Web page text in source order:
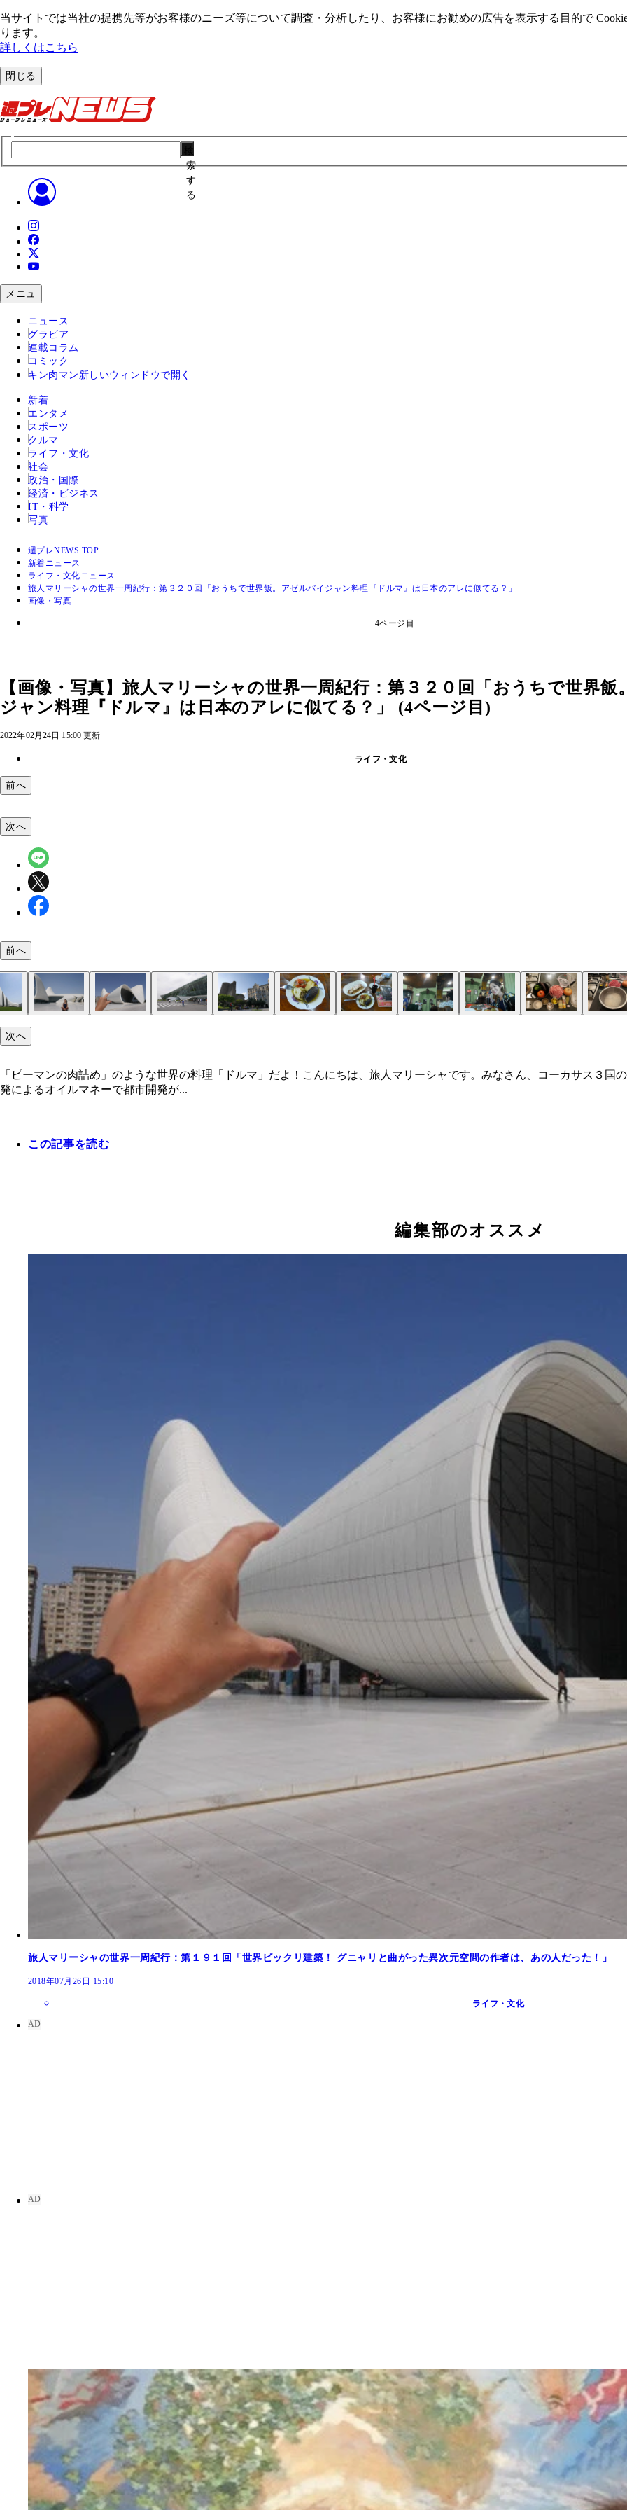
当サイトでは当社の提携先等がお客様のニーズ等について調査・分析したり、お客様にお勧めの広告を表⽰する⽬的で
ります。
詳しくはこちら
閉じる
索
す
る
メニュ
ニュース
グラビア
連載コラム
コミック
キン肉マン 新しいウィンドウで開く
新着
エンタメ
スポーツ
クルマ
ライフ・文化
社会
政治・国際
経済・ビジネス
IT・科学
写真
週プレNEWS TOP
新着ニュース
ライフ・文化ニュース
旅人マリーシャの世界一周紀行：第３２０回「おうちで世界飯。アゼルバイジャン料理『ドルマ』は日本のアレに似てる？」
画像・写真
4ページ目
【画像・写真】旅人マリーシャの世界一周紀行：第３２０回「おうちで世界飯
ジャン料理『ドルマ』は日本のアレに似てる？」 (4ページ目)
2022年02月24日 15:00 更新
ライフ・文化
前へ
「ピーマンの肉詰め」のような世界の料理「ドルマ」だよ！
奥に見えるのは「ヘイダル・アリエフ・センター」
見る角度によって全く異なる建築と化す「ヘイダル・アリエフ・センター」
旅で見た中でも最もお気に入りの建築！
アゼルバイジャンで食べた「ドルマ」
イスラム圏だからかラマダン中だからか夕飯時には男性しか見かけなかった
熱々のドルマとコーラがアゼルバイジャンの旅での思い出飯
材料：ピーマン、なす、トマト（各２個ずつ）、挽肉、玉ねぎ、水、米、パセリ、塩胡椒、オリーブオイル、ク
２．ピーマン、なす、トマトで器を作る（各２個）。ヘタを取り、ピーマンとトマトは中をくり抜き、なすは
３．ボールに玉ねぎ半分のみじん切り、挽肉、水を切った米、塩胡椒、すりおろしにんにく、パセリ、クミンパ
４．２の野菜の器に、３のタネを詰め込む
５．鍋に４と玉ねぎの残り半分、水、ローリエ、コンソメを入れ、蓋をして３０分煮込んだら、塩胡椒で味を整
スリーシスターズ・ドルマ、上手にできました！
ヘイダル・アリエフ・センターにあるインパクトあるブロンズ像
次へ
前へ
次へ
「ピーマンの肉詰め」のような世界の料理「ドルマ」だよ！こんにちは、旅人マリーシャです。みなさん、コーカサス３国
発によるオイルマネーで都市開発が...
この記事を読む
編集部のオススメ
旅人マリーシャの世界一周紀行：第１９１回「世界ビックリ建築！ グニャリと曲がった異次元空間の作者は、あの人だった！」
2018年07月26日 15:10
ライフ・文化